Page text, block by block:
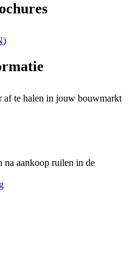
)
af te halen in jouw bouwmarkt
na aankoop ruilen in de